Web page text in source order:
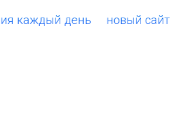
день новый сайт